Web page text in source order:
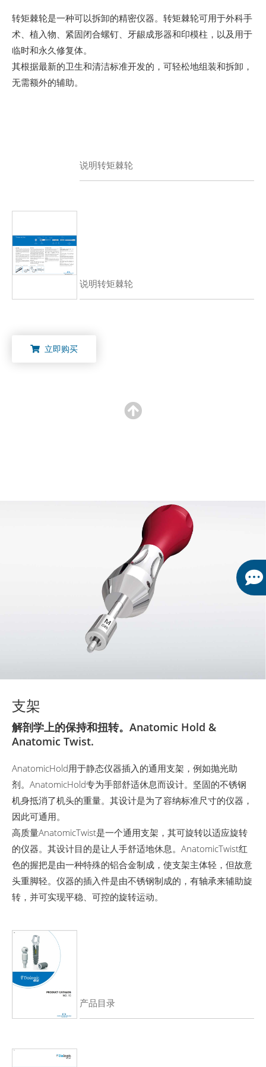
转矩棘轮是一种可以拆卸的精密仪器。转矩棘轮可用于外科手
术、植入物、紧固闭合螺钉、牙龈成形器和印模柱，以及用于
临时和永久修复体。
其根据最新的卫生和清洁标准开发的，可轻松地组装和拆卸，
无需额外的辅助。
说明转矩棘轮
说明转矩棘轮
立即购买
支架
解剖学上的保持和扭转。Anatomic Hold &
Anatomic Twist.
AnatomicHold用于静态仪器插入的通用支架，例如抛光助
剂。AnatomicHold专为手部舒适休息而设计。坚固的不锈钢
机身抵消了机头的重量。其设计是为了容纳标准尺寸的仪器，
因此可通用。
高质量AnatomicTwist是一个通用支架，其可旋转以适应旋转
的仪器。其设计目的是让人手舒适地休息。AnatomicTwist红
色的握把是由一种特殊的铝合金制成，使支架主体轻，但故意
头重脚轻。仪器的插入件是由不锈钢制成的，有轴承来辅助旋
转，并可实现平稳、可控的旋转运动。
产品目录